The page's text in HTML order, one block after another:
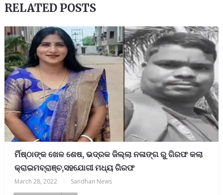
RELATED POSTS
ର୍ମିଷ୍ଠାଙ୍କ ଖେଳ ଶେଷ, ଭଦ୍ରକ ଜିଲ୍ଲା ନଳାଙ୍ଗ ରୁ ଗିରଫ କଲା
କ୍ରାଇମବ୍ରାଞ୍ଚ,ସହଯୋଗୀ ମଧ୍ୟ ଗିରଫ
March 28, 2022 Sandhan News